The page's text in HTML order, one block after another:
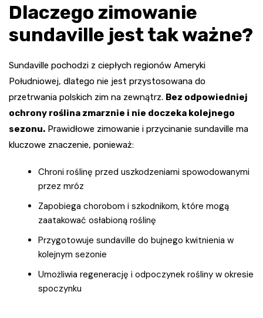
Dlaczego zimowanie
sundaville jest tak ważne?
Sundaville pochodzi z ciepłych regionów Ameryki
Południowej, dlatego nie jest przystosowana do
przetrwania polskich zim na zewnątrz. Bez odpowiedniej
ochrony roślina zmarznie i nie doczeka kolejnego
sezonu. Prawidłowe zimowanie i przycinanie sundaville ma
kluczowe znaczenie, ponieważ:
Chroni roślinę przed uszkodzeniami spowodowanymi
przez mróz
Zapobiega chorobom i szkodnikom, które mogą
zaatakować osłabioną roślinę
Przygotowuje sundaville do bujnego kwitnienia w
kolejnym sezonie
Umożliwia regenerację i odpoczynek rośliny w okresie
spoczynku